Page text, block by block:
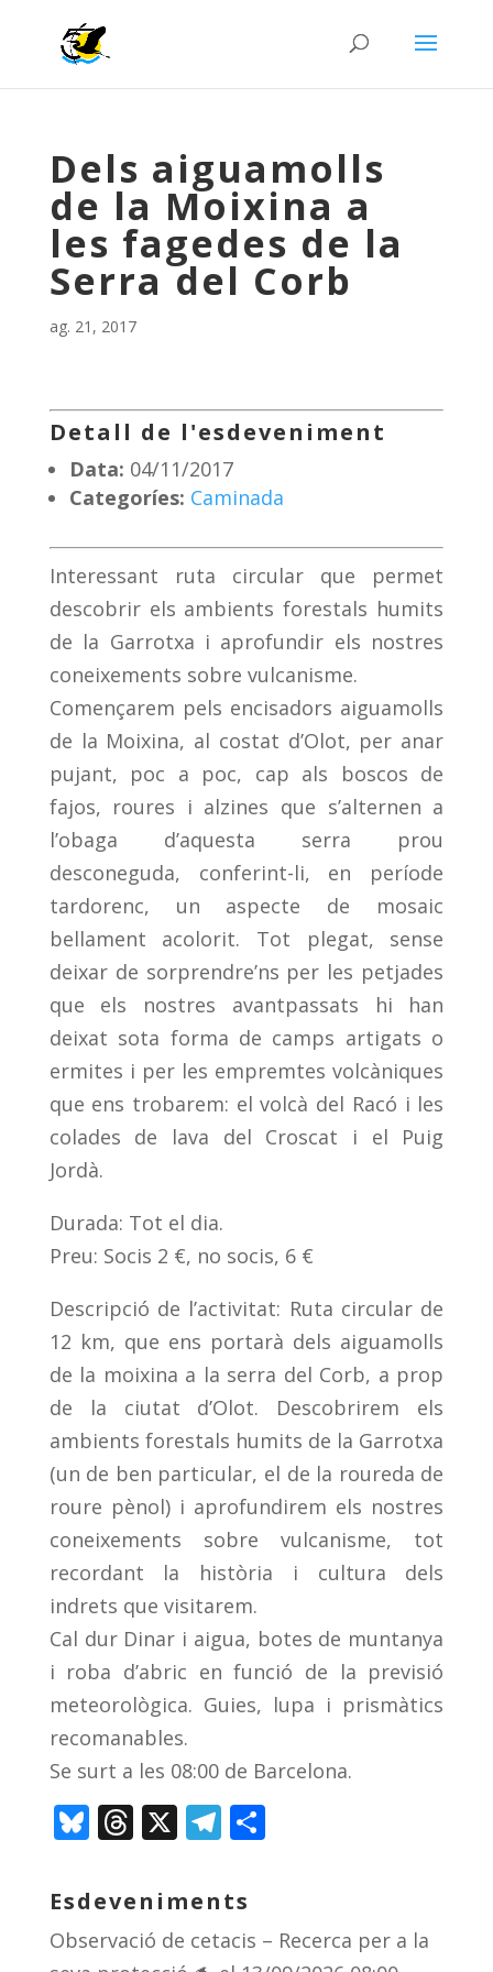
Dels aiguamolls
de la Moixina a
les fagedes de la
Serra del Corb
ag. 21, 2017
Detall de l'esdeveniment
Data: 04/11/2017
Categoríes: Caminada
Interessant ruta circular que permet
descobrir els ambients forestals humits
de la Garrotxa i aprofundir els nostres
coneixements sobre vulcanisme.
Començarem pels encisadors aiguamolls
de la Moixina, al costat d’Olot, per anar
pujant, poc a poc, cap als boscos de
fajos, roures i alzines que s’alternen a
l’obaga d’aquesta serra prou
desconeguda, conferint-li, en període
tardorenc, un aspecte de mosaic
bellament acolorit. Tot plegat, sense
deixar de sorprendre’ns per les petjades
que els nostres avantpassats hi han
deixat sota forma de camps artigats o
ermites i per les empremtes volcàniques
que ens trobarem: el volcà del Racó i les
colades de lava del Croscat i el Puig
Jordà.
Durada: Tot el dia.
Preu: Socis 2 €, no socis, 6 €
Descripció de l’activitat: Ruta circular de
12 km, que ens portarà dels aiguamolls
de la moixina a la serra del Corb, a prop
de la ciutat d’Olot. Descobrirem els
ambients forestals humits de la Garrotxa
(un de ben particular, el de la roureda de
roure pènol) i aprofundirem els nostres
coneixements sobre vulcanisme, tot
recordant la història i cultura dels
indrets que visitarem.
Cal dur Dinar i aigua, botes de muntanya
i roba d’abric en funció de la previsió
meteorològica. Guies, lupa i prismàtics
recomanables.
Se surt a les 08:00 de Barcelona.
Bl
e
sk
T
re
a
X T
e
gr
C
p
Esdeveniments
Observació de cetacis – Recerca per a la